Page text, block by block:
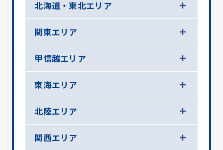
北海道・東北エリア
関東エリア
甲信越エリア
東海エリア
北陸エリア
関西エリア